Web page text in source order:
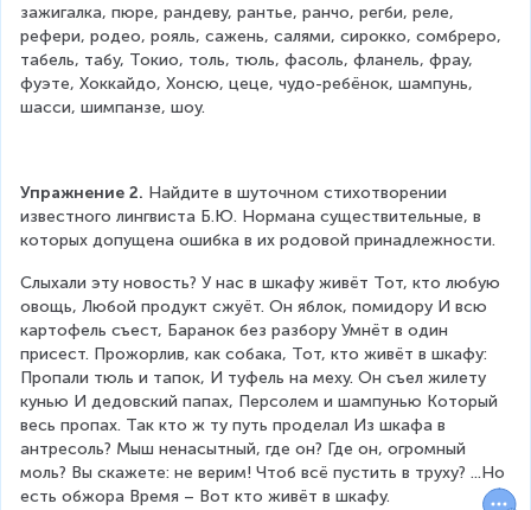
зажигалка, пюре, рандеву, рантье, ранчо, регби, реле,
рефери, родео, рояль, сажень, салями, сирокко, сомбреро,
табель, табу, Токио, толь, тюль, фасоль, фланель, фрау,
фуэте, Хоккайдо, Хонсю, цеце, чудо-ребёнок, шампунь,
шасси, шимпанзе, шоу.
Упражнение 2. Найдите в шуточном стихотворении
известного лингвиста Б.Ю. Нормана существительные, в
которых допущена ошибка в их родовой принадлежности.
Слыхали эту новость? У нас в шкафу живёт Тот, кто любую
овощь, Любой продукт сжуёт. Он яблок, помидору И всю
картофель съест, Баранок без разбору Умнёт в один
присест. Прожорлив, как собака, Тот, кто живёт в шкафу:
Пропали тюль и тапок, И туфель на меху. Он съел жилету
кунью И дедовский папах, Персолем и шампунью Который
весь пропах. Так кто ж ту путь проделал Из шкафа в
антресоль? Мыш ненасытный, где он? Где он, огромный
моль? Вы скажете: не верим! Чтоб всё пустить в труху? ...Но
есть обжора Время – Вот кто живёт в шкафу.